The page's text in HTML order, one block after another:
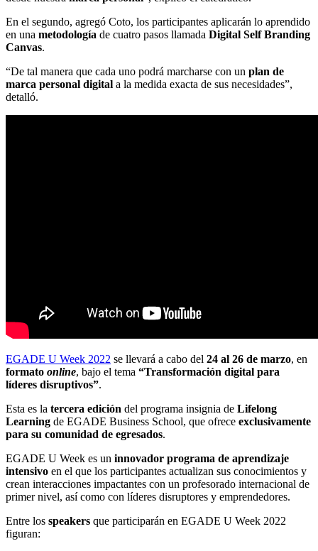
En el segundo, agregó Coto, los participantes aplicarán lo aprendido
en una metodología de cuatro pasos llamada Digital Self Branding
Canvas.
“De tal manera que cada uno podrá marcharse con un plan de
marca personal digital a la medida exacta de sus necesidades”,
detalló.
EGADE U Week 2022 se llevará a cabo del 24 al 26 de marzo, en
formato online, bajo el tema “Transformación digital para
líderes disruptivos”.
Esta es la tercera edición del programa insignia de Lifelong
Learning de EGADE Business School, que ofrece exclusivamente
para su comunidad de egresados.
EGADE U Week es un innovador programa de aprendizaje
intensivo en el que los participantes actualizan sus conocimientos y
crean interacciones impactantes con un profesorado internacional de
primer nivel, así como con líderes disruptores y emprendedores.
Entre los speakers que participarán en EGADE U Week 2022
figuran: